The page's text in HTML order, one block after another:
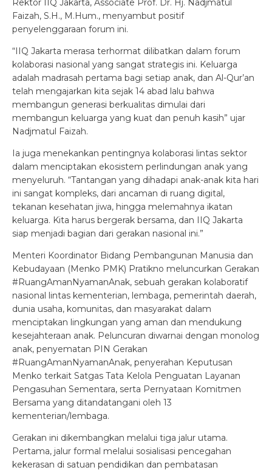
Rektor IIQ Jakarta, Associate Prof. Dr. Hj. Nadjmatul
Faizah, S.H., M.Hum., menyambut positif
penyelenggaraan forum ini.
“IIQ Jakarta merasa terhormat dilibatkan dalam forum
kolaborasi nasional yang sangat strategis ini. Keluarga
adalah madrasah pertama bagi setiap anak, dan Al-Qur’an
telah mengajarkan kita sejak 14 abad lalu bahwa
membangun generasi berkualitas dimulai dari
membangun keluarga yang kuat dan penuh kasih” ujar
Nadjmatul Faizah.
Ia juga menekankan pentingnya kolaborasi lintas sektor
dalam menciptakan ekosistem perlindungan anak yang
menyeluruh. “Tantangan yang dihadapi anak-anak kita hari
ini sangat kompleks, dari ancaman di ruang digital,
tekanan kesehatan jiwa, hingga melemahnya ikatan
keluarga. Kita harus bergerak bersama, dan IIQ Jakarta
siap menjadi bagian dari gerakan nasional ini.”
Menteri Koordinator Bidang Pembangunan Manusia dan
Kebudayaan (Menko PMK) Pratikno meluncurkan Gerakan
#RuangAmanNyamanAnak, sebuah gerakan kolaboratif
nasional lintas kementerian, lembaga, pemerintah daerah,
dunia usaha, komunitas, dan masyarakat dalam
menciptakan lingkungan yang aman dan mendukung
kesejahteraan anak. Peluncuran diwarnai dengan monolog
anak, penyematan PIN Gerakan
#RuangAmanNyamanAnak, penyerahan Keputusan
Menko terkait Satgas Tata Kelola Penguatan Layanan
Pengasuhan Sementara, serta Pernyataan Komitmen
Bersama yang ditandatangani oleh 13
kementerian/lembaga.
Gerakan ini dikembangkan melalui tiga jalur utama.
Pertama, jalur formal melalui sosialisasi pencegahan
kekerasan di satuan pendidikan dan pembatasan